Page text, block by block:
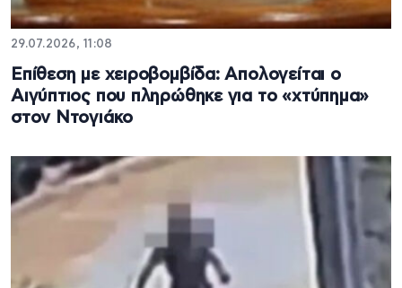
29.07.2026, 11:08
Επίθεση με χειροβομβίδα: Απολογείται ο
Αιγύπτιος που πληρώθηκε για το «χτύπημα»
στον Ντογιάκο